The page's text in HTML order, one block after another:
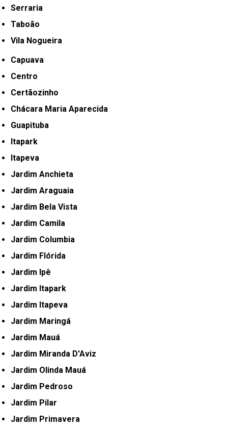
Serraria
Taboão
Vila Nogueira
Capuava
Centro
Certãozinho
Chácara Maria Aparecida
Guapituba
Itapark
Itapeva
Jardim Anchieta
Jardim Araguaia
Jardim Bela Vista
Jardim Camila
Jardim Columbia
Jardim Flórida
Jardim Ipê
Jardim Itapark
Jardim Itapeva
Jardim Maringá
Jardim Mauá
Jardim Miranda D'Aviz
Jardim Olinda Mauá
Jardim Pedroso
Jardim Pilar
Jardim Primavera